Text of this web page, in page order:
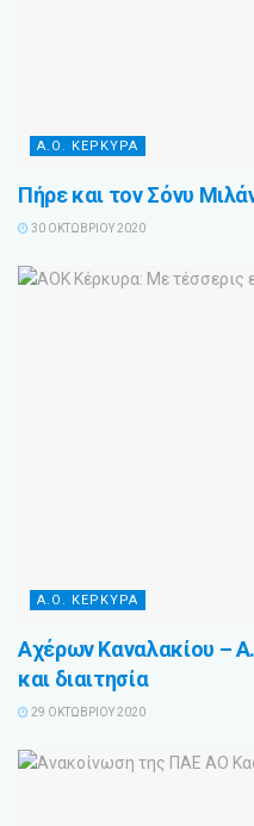
Α.Ο. ΚΕΡΚΥΡΑ
Πήρε και τον Σόνυ
30 ΟΚΤΩΒΡΊΟΥ 2020
Α.Ο. ΚΕΡΚΥΡΑ
Αχέρων Καναλακίου –
και διαιτησία
29 ΟΚΤΩΒΡΊΟΥ 2020